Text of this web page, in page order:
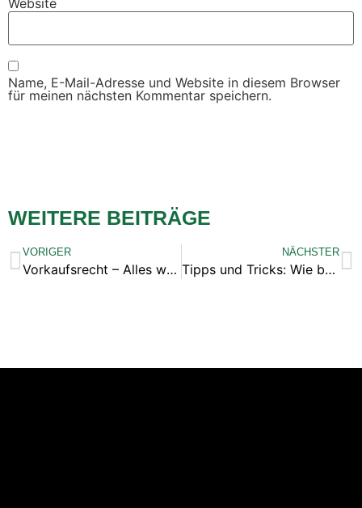
Name, E-Mail-Adresse und Website in diesem Browser
für meinen nächsten Kommentar speichern.
WEITERE BEITRÄGE
VORIGER
Vorkaufsrecht – Alles was Sie wissen müssen!
NÄCHSTER
Tipps und Tricks: Wie bekomme ich schnell eine Mietwohnung?